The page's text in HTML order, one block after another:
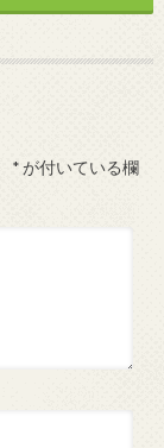
*が付いている欄